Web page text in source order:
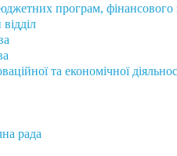
програм, фінансового
та економічної
рада